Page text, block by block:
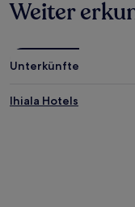
Weiter
Unterkünfte
Ihiala Hotels